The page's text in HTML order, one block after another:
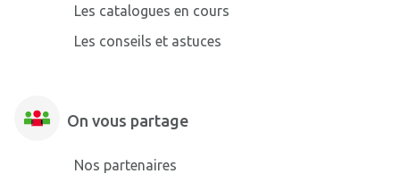
Les catalogues en cours
Les conseils et astuces
On vous partage
Nos partenaires